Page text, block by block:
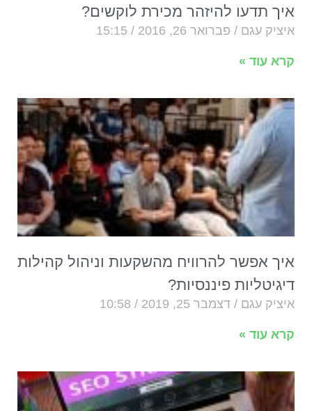
איך תדעו להיזהר מכירת לוקשים?
איציק עגם פברואר 26, 2016
קרא עוד »
איך אפשר להרוויח מהשקעות וניהול קהילות
דיגיטליות פיננסיות?
איציק עגם דצמבר 25, 2019
קרא עוד »